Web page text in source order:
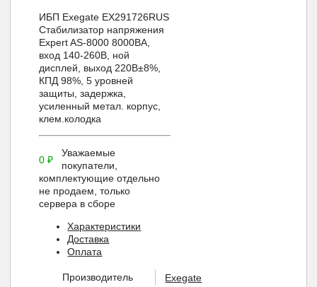
ИБП Exegate EX291726RUS
Стабилизатор напряжения
Expert AS-8000 8000ВА,
вход 140-260В, ной
дисплей, выход 220В±8%,
КПД 98%, 5 уровней
защиты, задержка,
усиленный метал. корпус,
клем.колодка
0₽
Уважаемые
покупатели,
комплектующие отдельно
не продаем, только
сервера в сборе
Характеристики
Доставка
Оплата
Производитель
Exegate